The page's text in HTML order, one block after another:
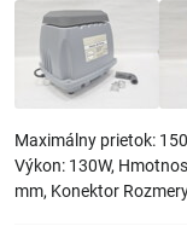
Maximálny prietok:
Výkon: 130W,
mm, Konektor